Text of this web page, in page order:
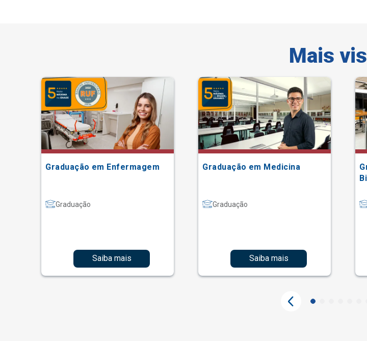
Mais
Graduação em Enfermagem
Graduação
Saiba mais
Graduação em Medicina
Graduação
Saiba mais